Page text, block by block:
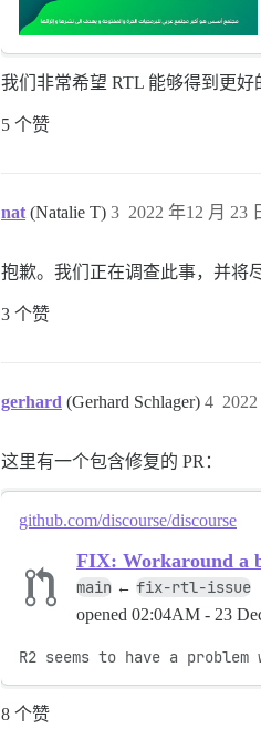
我们非常希望 RTL 能够得到更好
5 个赞
nat (Natalie T) 2022 年12 月 23
3
抱歉。我们正在调查此事，并将
3 个赞
gerhard (Gerhard Schlager) 4
这里有一个包含修复的 PR：
github.com/discourse/discourse
FIX: Workaround a
main ← fix-rtl-issue
opened 02:04AM - 23
R2 seems to have a
8 个赞